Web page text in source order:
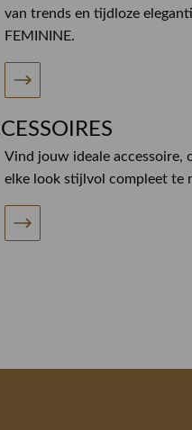
van trends en tijdloze
FEMININE.
Vind jouw ideale accessoire,
elke look stijlvol compleet te